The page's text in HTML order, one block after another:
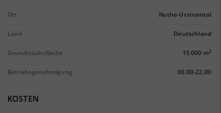
Ort Nuthe-Urstromtal
Land Deutschland
Grundstücksfläche 15.000 m2
Betriebsgenehmigung 06.00-22.00
KOSTEN